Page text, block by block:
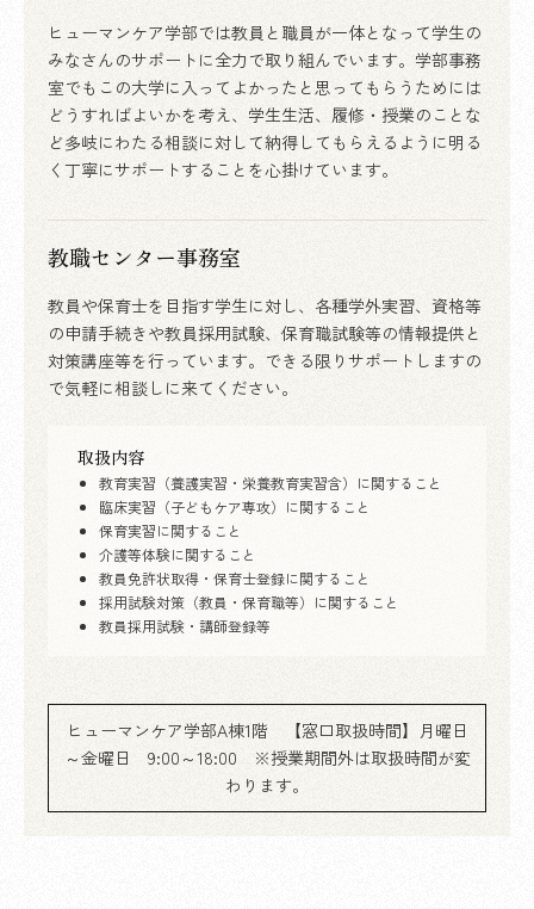
ヒューマンケア学部では教員と職員が一体となって学生の
みなさんのサポートに全力で取り組んでいます。学部事務
室でもこの大学に入ってよかったと思ってもらうためには
どうすればよいかを考え、学生生活、履修・授業のことな
ど多岐にわたる相談に対して納得してもらえるように明る
く丁寧にサポートすることを心掛けています。
教職センター事務室
教員や保育士を目指す学生に対し、各種学外実習、資格等
の申請手続きや教員採用試験、保育職試験等の情報提供と
対策講座等を行っています。できる限りサポートしますの
で気軽に相談しに来てください。
取扱内容
教育実習（養護実習・栄養教育実習含）に関すること
臨床実習（子どもケア専攻）に関すること
保育実習に関すること
介護等体験に関すること
教員免許状取得・保育士登録に関すること
採用試験対策（教員・保育職等）に関すること
教員採用試験・講師登録等
ヒューマンケア学部A棟1階 【窓口取扱時間】月曜日
～金曜日 9:00～18:00 ※授業期間外は取扱時間が変
わります。